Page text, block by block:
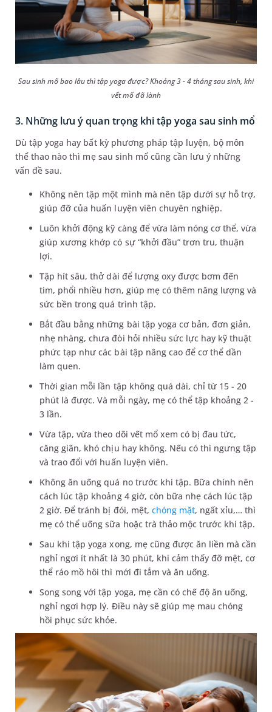
Sau sinh mổ bao lâu thì tập yoga được? Khoảng 3 - 4 tháng sau sinh, khi
vết mổ đã lành
3. Những lưu ý quan trọng khi tập yoga sau sinh mổ
Dù tập yoga hay bất kỳ phương pháp tập luyện, bộ môn
thể thao nào thì mẹ sau sinh mổ cũng cần lưu ý những
vấn đề sau.
Không nên tập một mình mà nên tập dưới sự hỗ trợ,
giúp đỡ của huấn luyện viên chuyên nghiệp.
Luôn khởi động kỹ càng để vừa làm nóng cơ thể, vừa
giúp xương khớp có sự “khởi đầu” trơn tru, thuận
lợi.
Tập hít sâu, thở dài để lượng oxy được bơm đến
tim, phổi nhiều hơn, giúp mẹ có thêm năng lượng và
sức bền trong quá trình tập.
Bắt đầu bằng những bài tập yoga cơ bản, đơn giản,
nhẹ nhàng, chưa đòi hỏi nhiều sức lực hay kỹ thuật
phức tạp như các bài tập nâng cao để cơ thể dần
làm quen.
Thời gian mỗi lần tập không quá dài, chỉ từ 15 - 20
phút là được. Và mỗi ngày, mẹ có thể tập khoảng 2 -
3 lần.
Vừa tập, vừa theo dõi vết mổ xem có bị đau tức,
căng giãn, khó chịu hay không. Nếu có thì ngưng tập
và trao đổi với huấn luyện viên.
Không ăn uống quá no trước khi tập. Bữa chính nên
cách lúc tập khoảng 4 giờ, còn bữa nhẹ cách lúc tập
2 giờ. Để tránh bị đói, mệt, chóng mặt, ngất xỉu,… thì
mẹ có thể uống sữa hoặc trà thảo mộc trước khi tập.
Sau khi tập yoga xong, mẹ cũng được ăn liền mà cần
nghỉ ngơi ít nhất là 30 phút, khi cảm thấy đỡ mệt, cơ
thể ráo mồ hôi thì mới đi tắm và ăn uống.
Song song với tập yoga, mẹ cần có chế độ ăn uống,
nghỉ ngơi hợp lý. Điều này sẽ giúp mẹ mau chóng
hồi phục sức khỏe.